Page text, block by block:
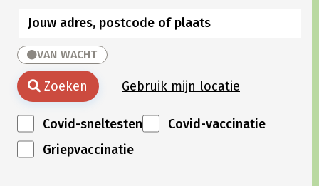
VAN WACHT
Zoeken Gebruik mijn locatie
Covid-sneltesten
Covid-vaccinatie
Griepvaccinatie